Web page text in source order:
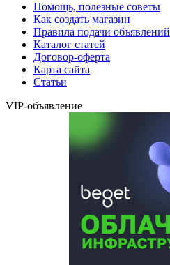
Помощь, полезные советы
Как создать магазин
Правила подачи объявлений
Каталог статей
Договор-оферта
Карта сайта
Статьи
VIP-объявление